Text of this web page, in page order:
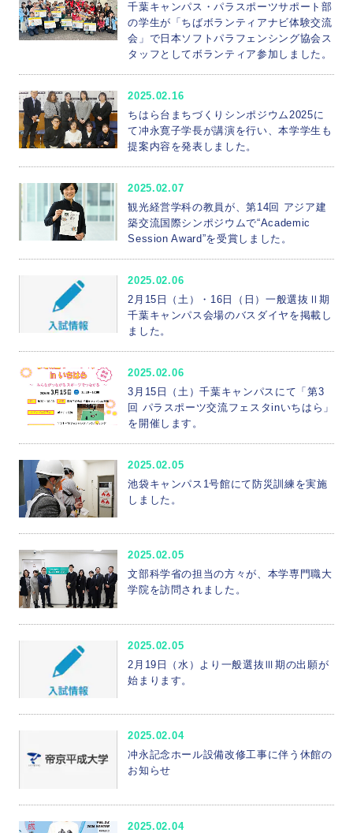
千葉キャンパス・パラスポーツサポート部
の学生が「ちばボランティアナビ体験交流
会」で日本ソフトパラフェンシング協会ス
タッフとしてボランティア参加しました。
2025.02.16
ちはら台まちづくりシンポジウム2025に
て冲永寛子学長が講演を行い、本学学生も
提案内容を発表しました。
2025.02.07
観光経営学科の教員が、第14回 アジア建
築交流国際シンポジウムで“Academic
Session Award”を受賞しました。
2025.02.06
2月15日（土）・16日（日）一般選抜Ⅱ期
千葉キャンパス会場のバスダイヤを掲載し
ました。
2025.02.06
3月15日（土）千葉キャンパスにて「第3
回 パラスポーツ交流フェスタinいちはら」
を開催します。
2025.02.05
池袋キャンパス1号館にて防災訓練を実施
しました。
2025.02.05
文部科学省の担当の方々が、本学専門職大
学院を訪問されました。
2025.02.05
2月19日（水）より一般選抜Ⅲ期の出願が
始まります。
2025.02.04
冲永記念ホール設備改修工事に伴う休館の
お知らせ
2025.02.04